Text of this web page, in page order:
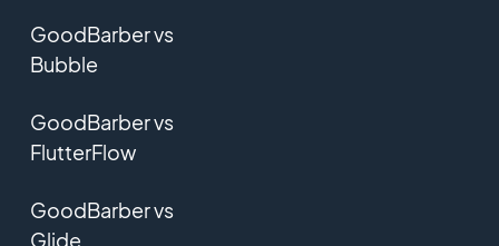
GoodBarber vs
Bubble
GoodBarber vs
FlutterFlow
GoodBarber vs
Glide